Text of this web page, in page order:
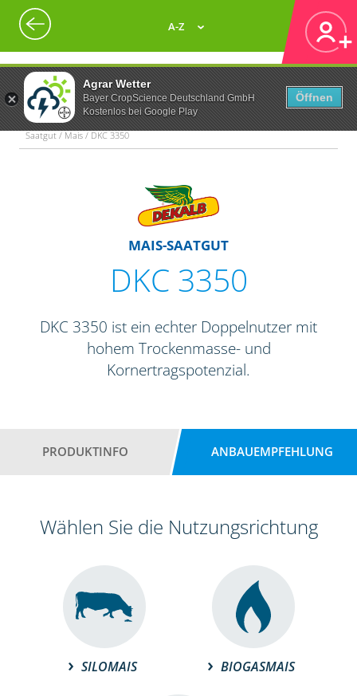
Agrar Wetter
Bayer CropScience Deutschland GmbH
Kostenlos bei Google Play
Öffnen
A-Z
Saatgut / Mais / DKC 3350
MAIS-SAATGUT
DKC 3350
DKC 3350 ist ein echter Doppelnutzer mit
hohem Trockenmasse- und
Kornertragspotenzial.
PRODUKTINFO ANBAUEMPFEHLUNG
Wählen Sie die Nutzungsrichtung
SILOMAIS BIOGASMAIS